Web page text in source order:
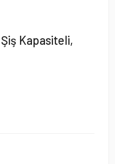
Kapasiteli,